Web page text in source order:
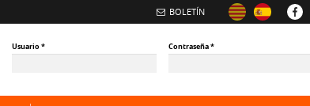
BOLETÍN
Usuario* Contraseña*